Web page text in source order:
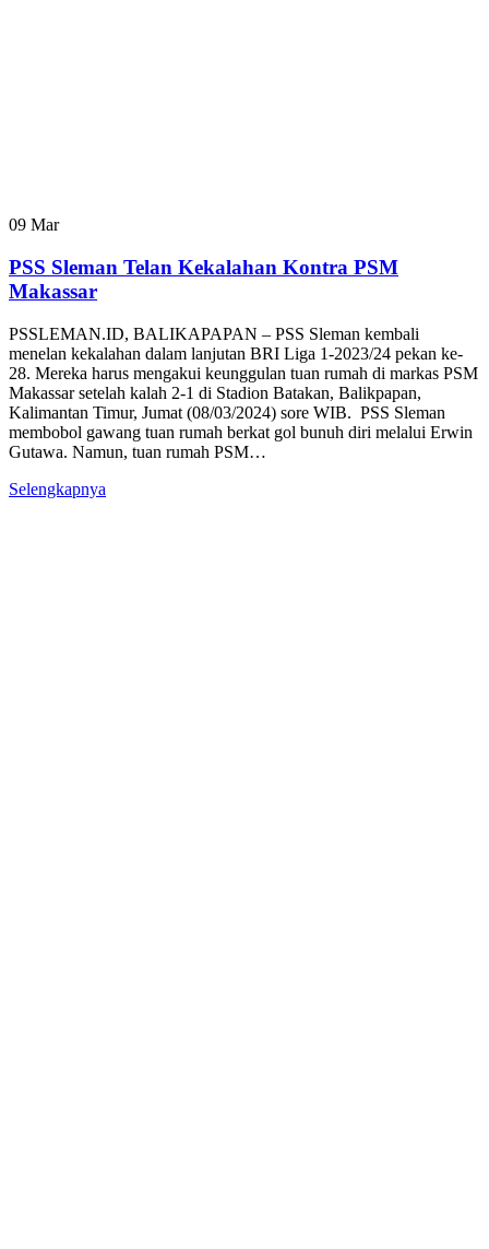
09 Mar
PSS Sleman Telan Kekalahan Kontra PSM
Makassar
PSSLEMAN.ID, BALIKAPAPAN – PSS Sleman kembali
menelan kekalahan dalam lanjutan BRI Liga 1-2023/24 pekan ke-
28. Mereka harus mengakui keunggulan tuan rumah di markas PSM
Makassar setelah kalah 2-1 di Stadion Batakan, Balikpapan,
Kalimantan Timur, Jumat (08/03/2024) sore WIB. PSS Sleman
membobol gawang tuan rumah berkat gol bunuh diri melalui Erwin
Gutawa. Namun, tuan rumah PSM…
Selengkapnya